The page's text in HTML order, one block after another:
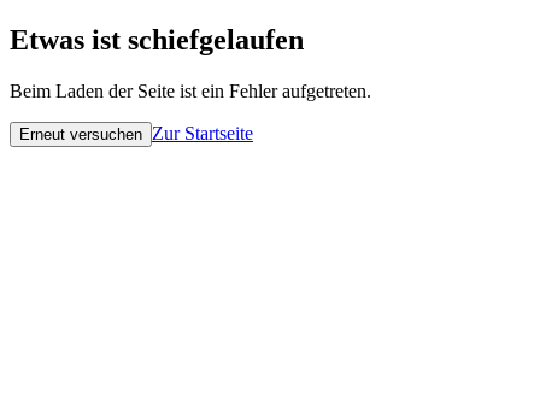
Etwas ist schiefgelaufen
Beim Laden der Seite ist ein Fehler aufgetreten.
Erneut versuchen Zur Startseite